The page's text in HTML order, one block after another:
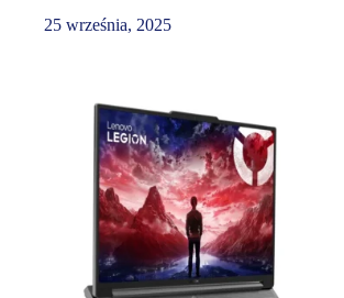
25 września, 2025